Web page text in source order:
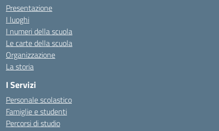
Presentazione
I luoghi
I numeri della scuola
Le carte della scuola
Organizzazione
La storia
I Servizi
Personale scolastico
Famiglie e studenti
Percorsi di studio